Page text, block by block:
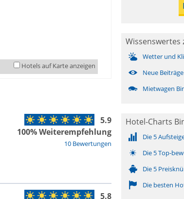
Hotels auf Karte anzeigen
10 Bewertungen
5.9
100% Weiterempfehlung
5.8
Wissenswertes
Wetter und
Neue
Mietwagen
Hotel-Charts
Die 5
Die 5 Top-
Die 5
Die besten